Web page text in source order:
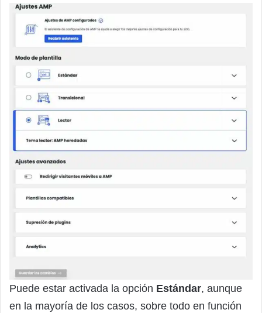
Puede estar activada la opción Estándar, aunque
en la mayoría de los casos, sobre todo en función